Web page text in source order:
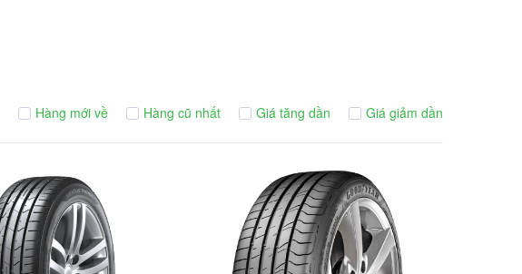
Hàng mới về Hàng cũ nhất Giá tăng dần Giá giảm dần